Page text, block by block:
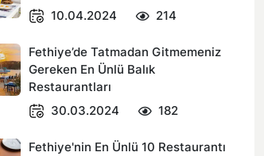
10.04.2024
214
Fethiye’de Tatmadan Gitmemeniz
Gereken En Ünlü Balık
Restaurantları
30.03.2024
182
Fethiye'nin En Ünlü 10 Restaurantı